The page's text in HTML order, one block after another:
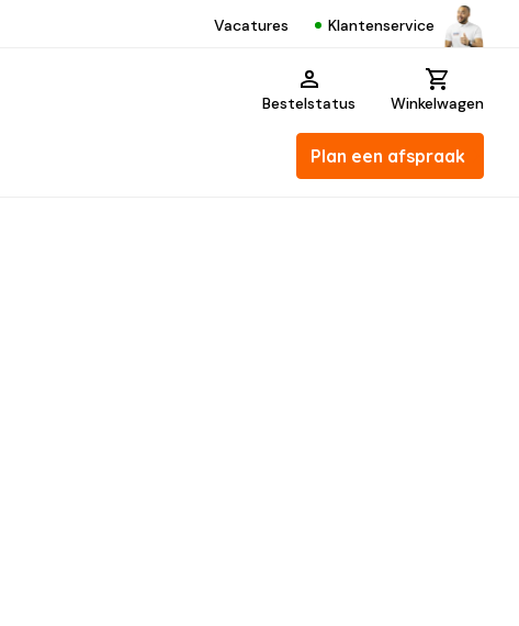
Vacatures Klantenservice
Bestelstatus Winkelwagen
Plan een afspraak